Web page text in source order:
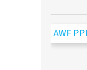
AWF